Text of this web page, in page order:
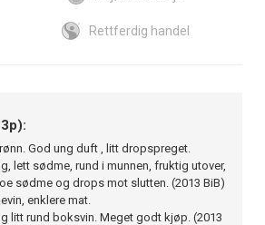
Rettferdig handel
God ung duft , litt dropspreget.
lett sødme, rund i munnen, fruktig utover,
sødme og drops mot slutten. (2013 BiB)
enklere mat.
litt rund boksvin. Meget godt kjøp. (2013